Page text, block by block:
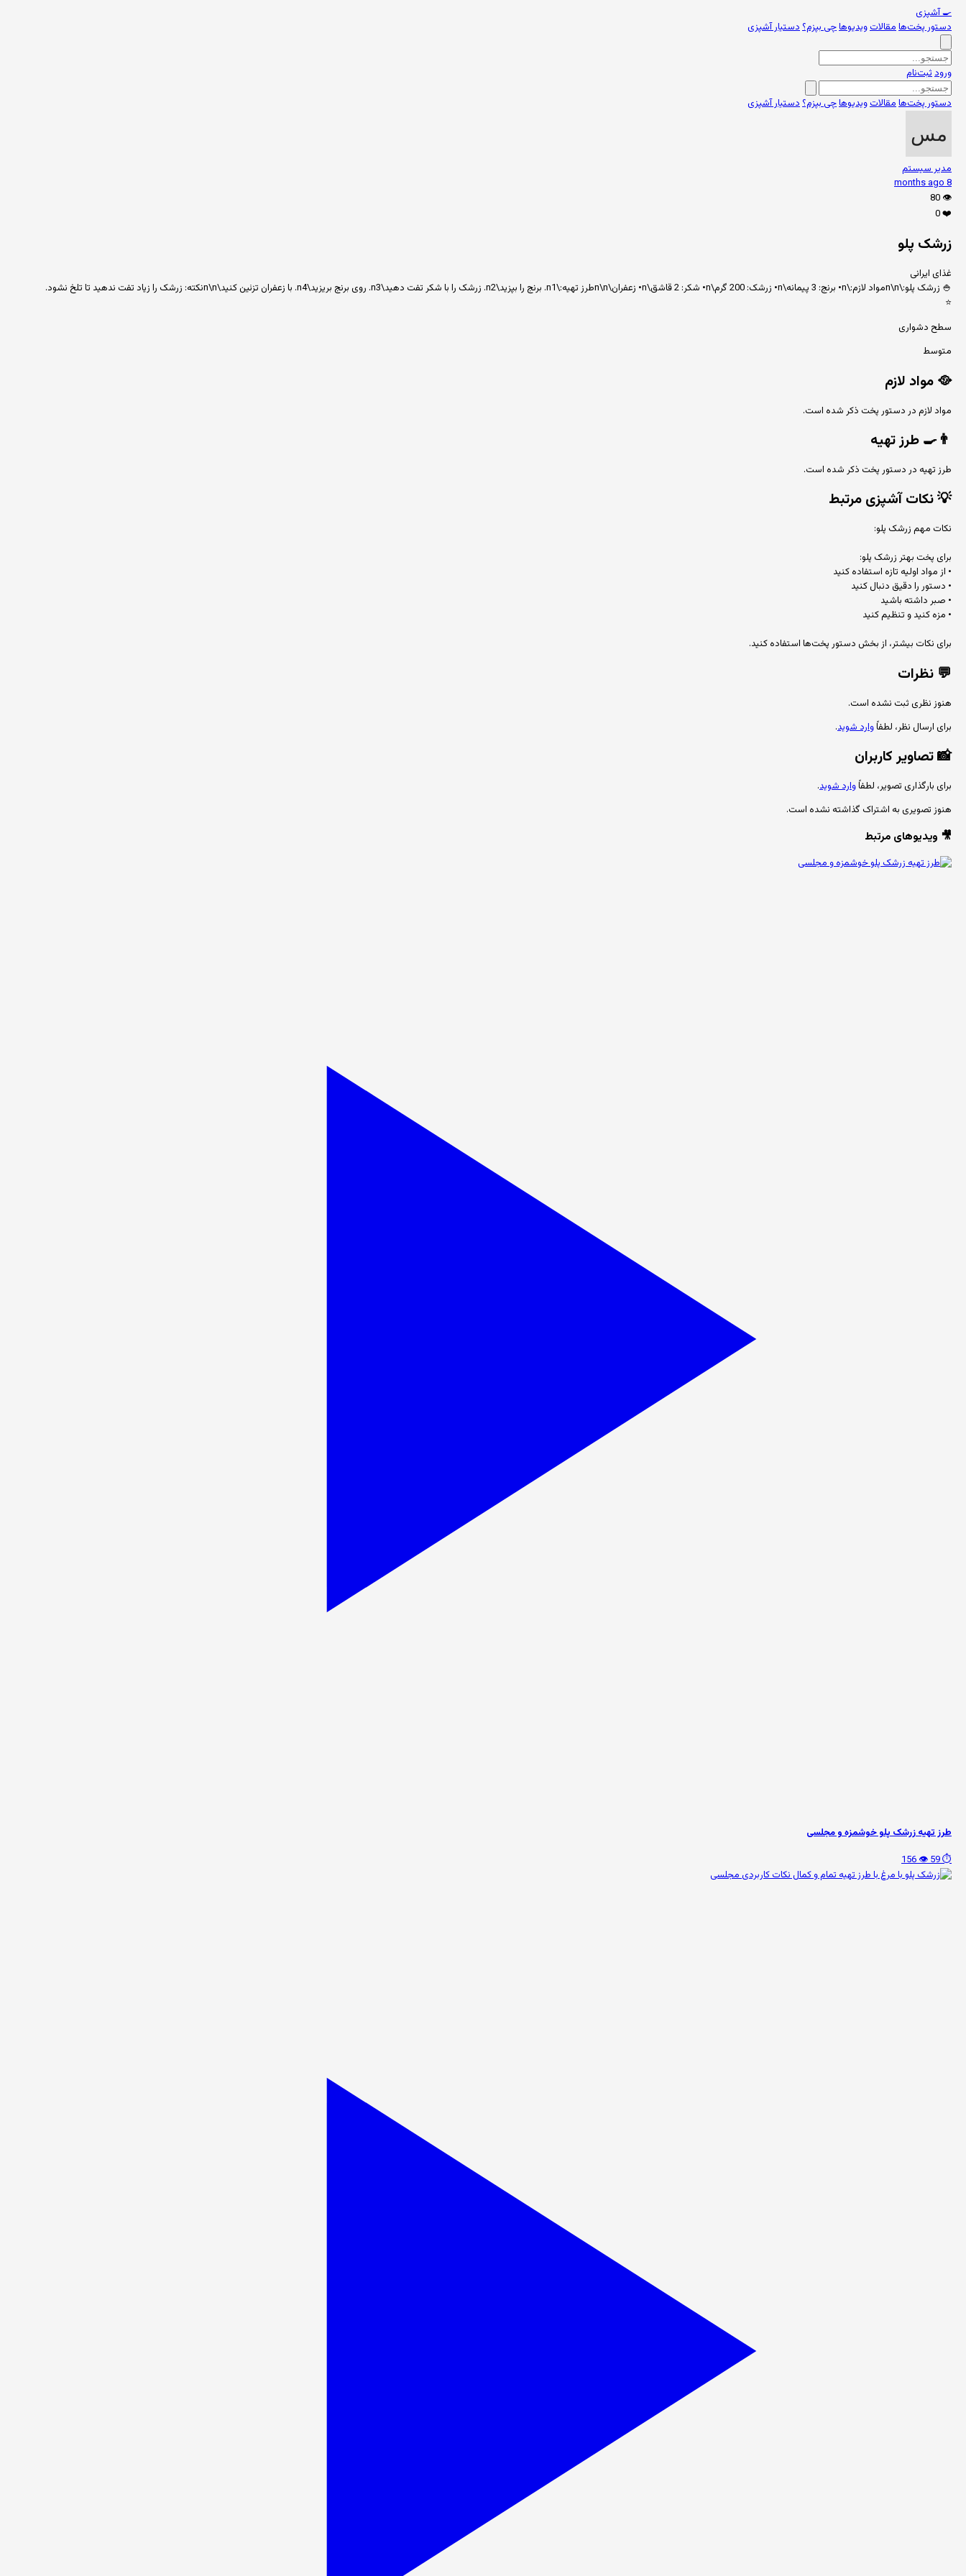
🍳آشپزی
دستور پخت‌هامقالاتویدیوهاچی بپزم؟دستیار آشپزی
ورودثبت‌نام
دستور پخت‌هامقالاتویدیوهاچی بپزم؟دستیار آشپزی
مدیر سیستم
8 months ago
👁️
80
❤️
0
زرشک پلو
غذای ایرانی
🍚 زرشک پلو:\n\nمواد لازم:\n• برنج: 3 پیمانه\n• زرشک: 200 گرم\n• شکر: 2 قاشق\n• زعفران\n\nطرز تهیه:\n1. برنج را بپزید\n2. زرشک را با شکر تفت دهید\n3. روی برنج بریزید\n4. با زعفران تزئین کنید\n\nنکته: زرشک را زیاد تفت ندهید تا تلخ نشود.
⭐
سطح دشواری
متوسط
🥘 مواد لازم
مواد لازم در دستور پخت ذکر شده است.
👨‍🍳 طرز تهیه
طرز تهیه در دستور پخت ذکر شده است.
💡نکات آشپزی مرتبط
نکات مهم زرشک پلو:
برای پخت بهتر زرشک پلو:
• از مواد اولیه تازه استفاده کنید
• دستور را دقیق دنبال کنید
• صبر داشته باشید
• مزه کنید و تنظیم کنید
برای نکات بیشتر، از بخش دستور پخت‌ها استفاده کنید.
💬 نظرات
هنوز نظری ثبت نشده است.
برای ارسال نظر، لطفاًوارد شوید.
📸تصاویر کاربران
برای بارگذاری تصویر، لطفاًوارد شوید.
هنوز تصویری به اشتراک گذاشته نشده است.
🎥 ویدیوهای مرتبط
طرز تهیه زرشک پلو خوشمزه و مجلسی
⏱️ 59
👁️ 156